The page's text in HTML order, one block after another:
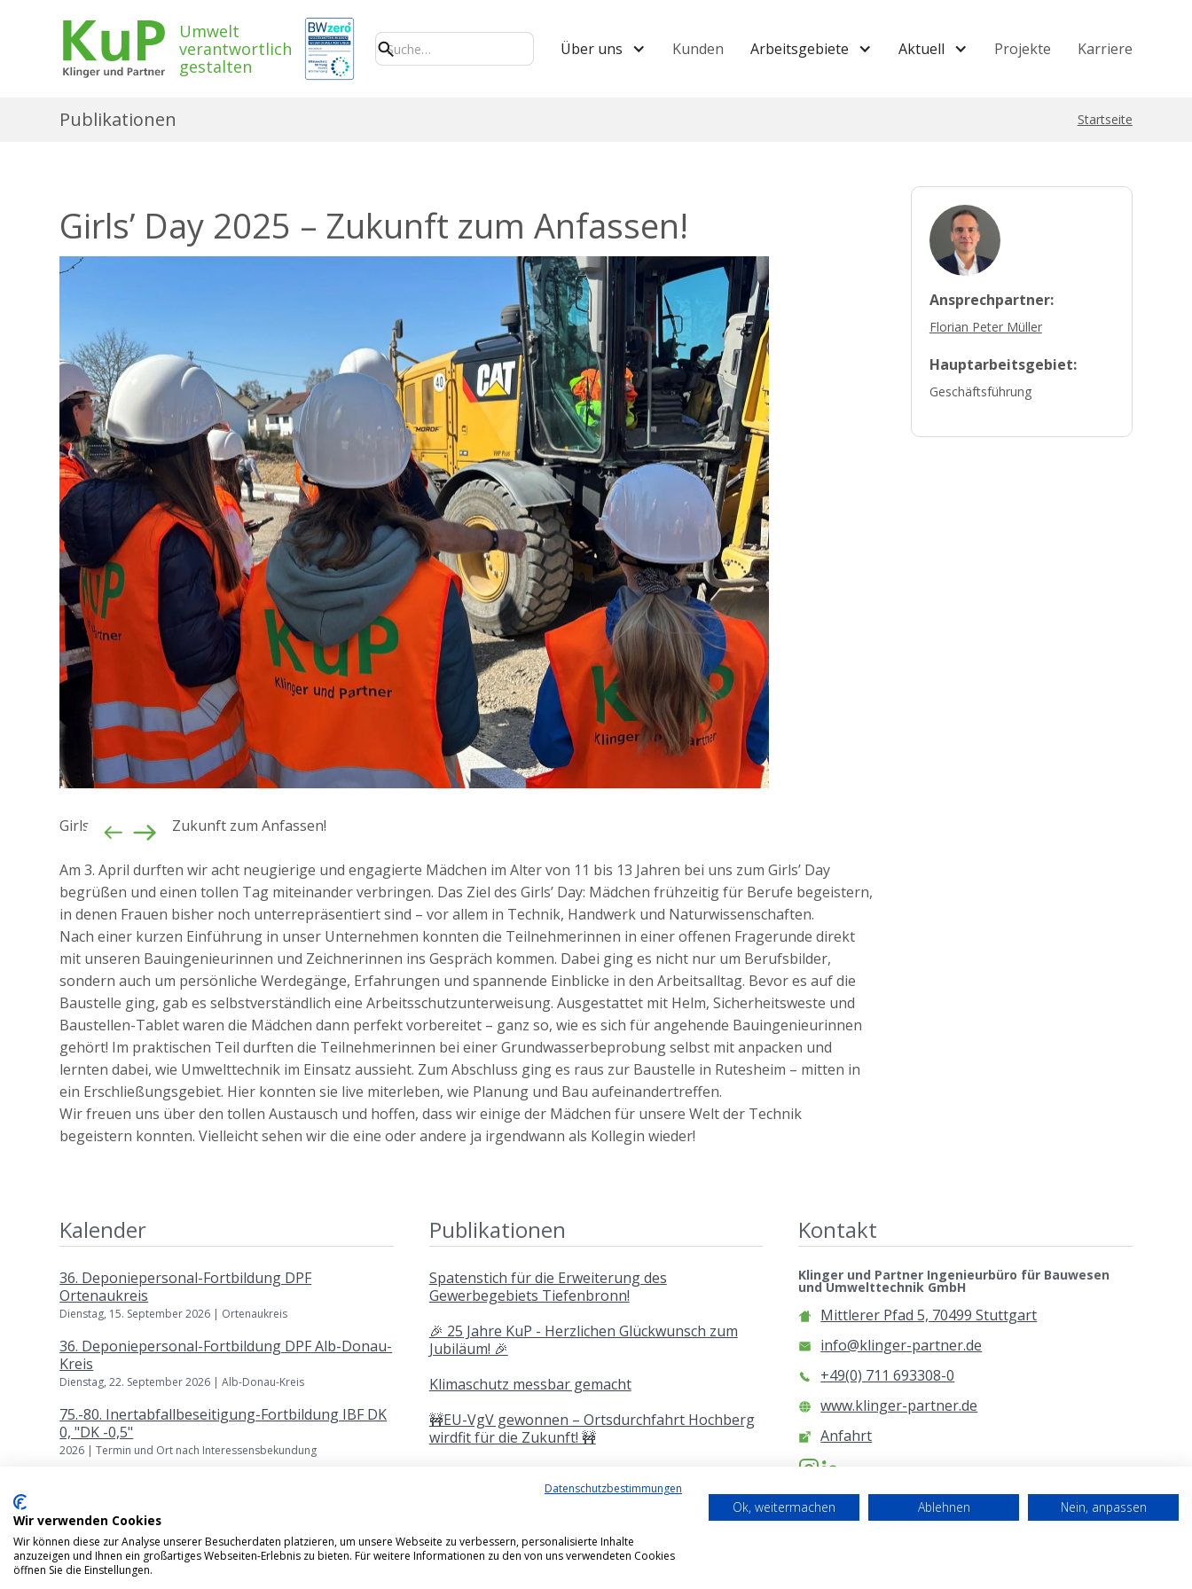
Umwelt
verantwortlich
gestalten
Über uns Kunden Arbeitsgebiete Aktuell Projekte Karriere
Publikationen Startseite
Girls’ Day 2025 – Zukunft zum Anfassen!
Girls’ Day 2025 – Zukunft zum Anfassen!
Am 3. April durften wir acht neugierige und engagierte Mädchen im Alter von 11 bis 13 Jahren bei uns zum Girls’ Day
begrüßen und einen tollen Tag miteinander verbringen. Das Ziel des Girls’ Day: Mädchen frühzeitig für Berufe begeistern,
in denen Frauen bisher noch unterrepräsentiert sind – vor allem in Technik, Handwerk und Naturwissenschaften.
Nach einer kurzen Einführung in unser Unternehmen konnten die Teilnehmerinnen in einer offenen Fragerunde direkt
mit unseren Bauingenieurinnen und Zeichnerinnen ins Gespräch kommen. Dabei ging es nicht nur um Berufsbilder,
sondern auch um persönliche Werdegänge, Erfahrungen und spannende Einblicke in den Arbeitsalltag. Bevor es auf die
Baustelle ging, gab es selbstverständlich eine Arbeitsschutzunterweisung. Ausgestattet mit Helm, Sicherheitsweste und
Baustellen-Tablet waren die Mädchen dann perfekt vorbereitet – ganz so, wie es sich für angehende Bauingenieurinnen
gehört! Im praktischen Teil durften die Teilnehmerinnen bei einer Grundwasserbeprobung selbst mit anpacken und
lernten dabei, wie Umwelttechnik im Einsatz aussieht. Zum Abschluss ging es raus zur Baustelle in Rutesheim – mitten in
ein Erschließungsgebiet. Hier konnten sie live miterleben, wie Planung und Bau aufeinandertreffen.
Wir freuen uns über den tollen Austausch und hoffen, dass wir einige der Mädchen für unsere Welt der Technik
begeistern konnten. Vielleicht sehen wir die eine oder andere ja irgendwann als Kollegin wieder!
Ansprechpartner:
Florian Peter Müller
Hauptarbeitsgebiet:
Geschäftsführung
Kalender
36. Deponiepersonal-Fortbildung DPF
Ortenaukreis
Dienstag, 15. September 2026 | Ortenaukreis
36. Deponiepersonal-Fortbildung DPF Alb-Donau-
Kreis
Dienstag, 22. September 2026 | Alb-Donau-Kreis
75.-80. Inertabfallbeseitigung-Fortbildung IBF DK
0, "DK -0,5"
2026 | Termin und Ort nach Interessensbekundung
Publikationen
Spatenstich für die Erweiterung des
Gewerbegebiets Tiefenbronn!
🎉 25 Jahre KuP - Herzlichen Glückwunsch zum
Jubiläum! 🎉
Klimaschutz messbar gemacht
🚧EU-VgV gewonnen – Ortsdurchfahrt Hochberg
wirdfit für die Zukunft! 🚧
Kontakt
Klinger und Partner Ingenieurbüro für Bauwesen
und Umwelttechnik GmbH
Mittlerer Pfad 5, 70499 Stuttgart
info@klinger-partner.de
+49(0) 711 693308-0
www.klinger-partner.de
Anfahrt
2026 © Klinger und Partner Ingenieurbüro für Bauwesen und Umwelttechnik GmbH
Datenschutzbestimmungen
Wir verwenden Cookies
Wir können diese zur Analyse unserer Besucherdaten platzieren, um unsere Webseite zu verbessern, personalisierte Inhalte
anzuzeigen und Ihnen ein großartiges Webseiten-Erlebnis zu bieten. Für weitere Informationen zu den von uns verwendeten Cookies
öffnen Sie die Einstellungen.
Ok, weitermachen Ablehnen Nein, anpassen